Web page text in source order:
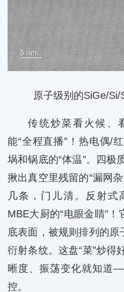
原子级别的SiGe/
传统炒菜看火候、
能“全程直播”！热电偶/
埚和锅底的“体温”。四极
揪出真空里残留的“漏网
几条，门儿清。反射式
MBE大厨的“电眼金睛”！
底表面，被规则排列的原
衍射条纹。这盘“菜”炒得
晰度、振荡变化就知道
控。